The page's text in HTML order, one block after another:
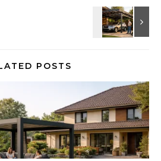
POSTS